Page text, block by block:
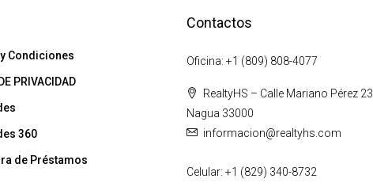
Condiciones
PRIVACIDAD
360
de Préstamos
Contactos
Oficina: +1 (809) 808-4077
RealtyHS – Calle Mariano Pérez 23,
Nagua 33000
informacion@realtyhs.com
Celular: +1 (829) 340-8732